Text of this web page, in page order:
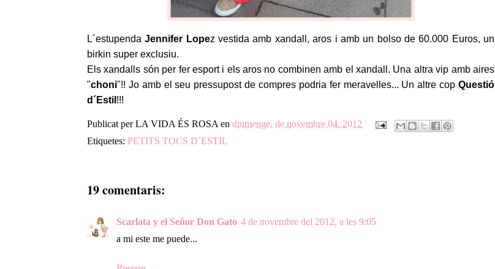
L´estupenda Jennifer Lopez vestida amb xandall, aros i amb un bolso de 60.000 Euros, un
birkin super exclusiu.
Els xandalls són per fer esport i els aros no combinen amb el xandall. Una altra vip amb aires
"choni"!! Jo amb el seu pressupost de compres podria fer meravelles... Un altre cop Questió
d´Estil !!!
Publicat perLA VIDA ÉS ROSA en diumenge, de novembre 04, 2012
Etiquetes: PETITS TOCS D´ESTIL
19 comentaris:
Scarlata y el Señor Don Gato 4 de novembre del 2012, a les 9:05
a mi este me puede...